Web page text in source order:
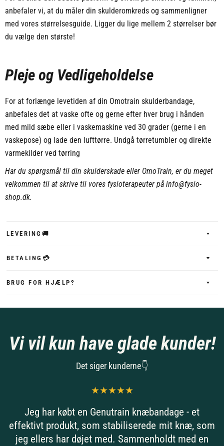
anbefaler vi, at du måler din skulderomkreds og sammenligner
med vores størrelsesguide. Ligger du lige mellem 2 størrelser bør
du vælge den største!
Pleje og Vedligeholdelse
For at forlænge levetiden af din Omotrain skulderbandage,
anbefales det at vaske ofte og gerne efter hver brug i hånden
med mild sæbe eller i vaskemaskine ved 30 grader (gerne i en
vaskepose) og lade den lufttørre. Undgå tørretumbler og direkte
varmekilder ved tørring
Har du spørgsmål til din skulderskade eller OmoTrain, er du meget
velkommen til at skrive til vores fysioterapeuter på info@fysio-
shop.dk.
LEVERING🚚
BETALING💳
BRUG FOR HJÆLP?
Vi vil kun have glade kunder!
Det siger kunderne👇
Jeg har købt en Genutrain knæbandage - et
effektivt produkt, som stabiliserede mit knæ, som
jeg ellers har døjet med. Sammenholdt med en